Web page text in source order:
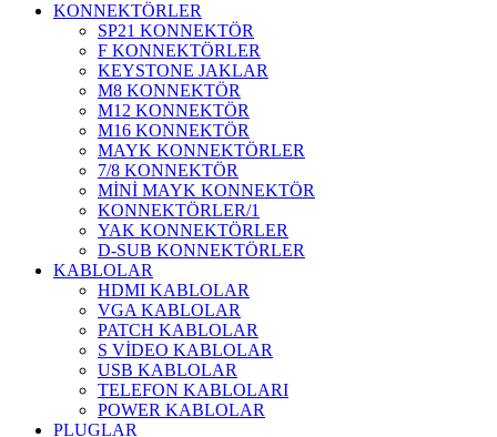
KONNEKTÖRLER
SP21 KONNEKTÖR
F KONNEKTÖRLER
KEYSTONE JAKLAR
M8 KONNEKTÖR
M12 KONNEKTÖR
M16 KONNEKTÖR
MAYK KONNEKTÖRLER
7/8 KONNEKTÖR
MİNİ MAYK KONNEKTÖR
KONNEKTÖRLER/1
YAK KONNEKTÖRLER
D-SUB KONNEKTÖRLER
KABLOLAR
HDMI KABLOLAR
VGA KABLOLAR
PATCH KABLOLAR
S VİDEO KABLOLAR
USB KABLOLAR
TELEFON KABLOLARI
POWER KABLOLAR
PLUGLAR